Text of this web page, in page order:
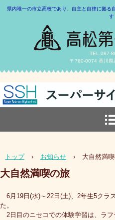
県内唯一の市立高校であり、自主と自律に拠る
す
TEL.087-
〒760-0074 香川県
トップ › お知らせ › 大自然満
大自然満喫の旅
6月19日(水)～22日(土)、2年生5クラ
た。
2日目のニセコでの体験学習は、ラ